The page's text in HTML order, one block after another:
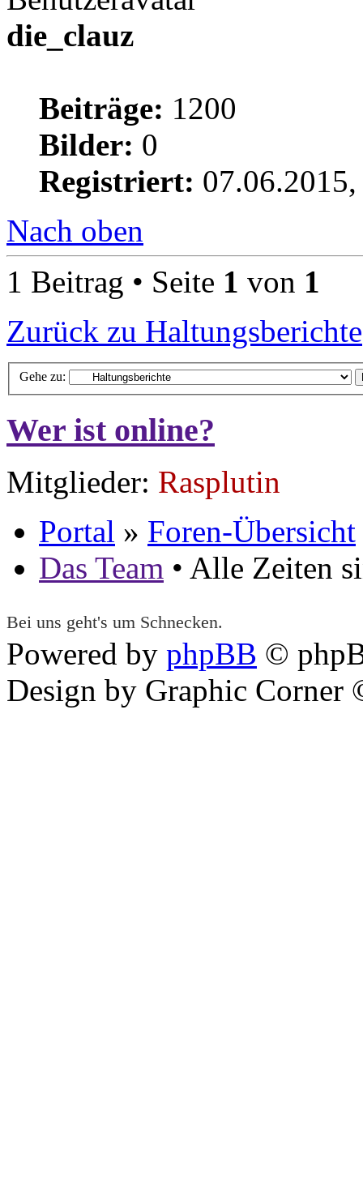
die_clauz
Beiträge: 1200
Bilder: 0
Registriert:
Nach oben
1 Beitrag • Seite 1 von 1
Zurück zu Haltungsberichte
Gehe zu:
Wer ist online?
Mitglieder: Rasplutin
Portal » Foren-Übersicht
Das Team • Alle Zeiten
Bei uns geht's um Schnecken.
Powered by phpBB ©
Design by Graphic Corner